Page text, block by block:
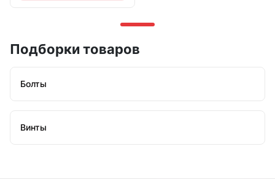
Подборки товаров
Болты
Винты